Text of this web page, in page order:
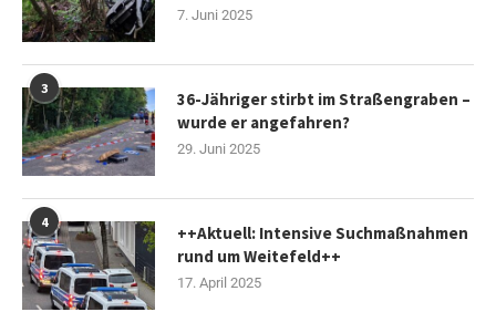
7. Juni 2025
3
36-Jähriger stirbt im Straßengraben –
wurde er angefahren?
29. Juni 2025
4
++Aktuell: Intensive Suchmaßnahmen
rund um Weitefeld++
17. April 2025